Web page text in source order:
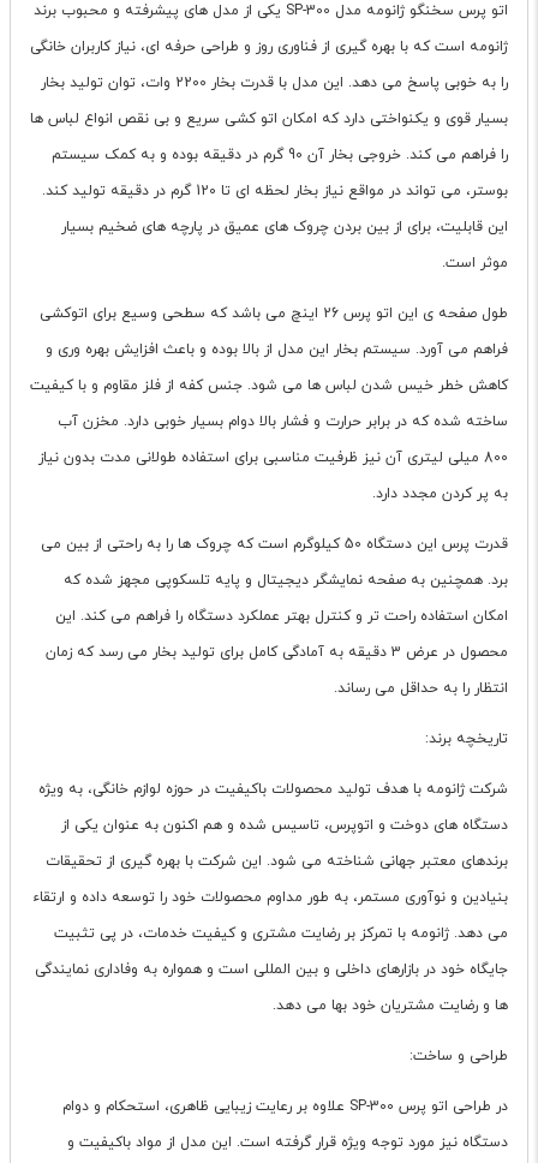
اتو پرس سخنگو ژانومه مدل SP-300 یکی از مدل های پیشرفته و محبوب برند
ژانومه است که با بهره گیری از فناوری روز و طراحی حرفه ای، نیاز کاربران خانگی
را به خوبی پاسخ می دهد. این مدل با قدرت بخار 2200 وات، توان تولید بخار
بسیار قوی و یکنواختی دارد که امکان اتو کشی سریع و بی نقص انواع لباس ها
را فراهم می کند. خروجی بخار آن 90 گرم در دقیقه بوده و به کمک سیستم
بوستر، می تواند در مواقع نیاز بخار لحظه ای تا 120 گرم در دقیقه تولید کند.
این قابلیت، برای از بین بردن چروک های عمیق در پارچه های ضخیم بسیار
موثر است.
طول صفحه ی این اتو پرس 26 اینچ می باشد که سطحی وسیع برای اتوکشی
فراهم می آورد. سیستم بخار این مدل از بالا بوده و باعث افزایش بهره وری و
کاهش خطر خیس شدن لباس ها می شود. جنس کفه از فلز مقاوم و با کیفیت
ساخته شده که در برابر حرارت و فشار بالا دوام بسیار خوبی دارد. مخزن آب
800 میلی لیتری آن نیز ظرفیت مناسبی برای استفاده طولانی مدت بدون نیاز
به پر کردن مجدد دارد.
قدرت پرس این دستگاه 50 کیلوگرم است که چروک ها را به راحتی از بین می
برد. همچنین به صفحه نمایشگر دیجیتال و پایه تلسکوپی مجهز شده که
امکان استفاده راحت تر و کنترل بهتر عملکرد دستگاه را فراهم می کند. این
محصول در عرض 3 دقیقه به آمادگی کامل برای تولید بخار می رسد که زمان
انتظار را به حداقل می رساند.
تاریخچه برند:
شرکت ژانومه با هدف تولید محصولات باکیفیت در حوزه لوازم خانگی، به ویژه
دستگاه های دوخت و اتوپرس، تاسیس شده و هم اکنون به عنوان یکی از
برندهای معتبر جهانی شناخته می شود. این شرکت با بهره گیری از تحقیقات
بنیادین و نوآوری مستمر، به طور مداوم محصولات خود را توسعه داده و ارتقاء
می دهد. ژانومه با تمرکز بر رضایت مشتری و کیفیت خدمات، در پی تثبیت
جایگاه خود در بازارهای داخلی و بین المللی است و همواره به وفاداری نمایندگی
ها و رضایت مشتریان خود بها می دهد.
طراحی و ساخت:
در طراحی اتو پرس SP-300 علاوه بر رعایت زیبایی ظاهری، استحکام و دوام
دستگاه نیز مورد توجه ویژه قرار گرفته است. این مدل از مواد باکیفیت و